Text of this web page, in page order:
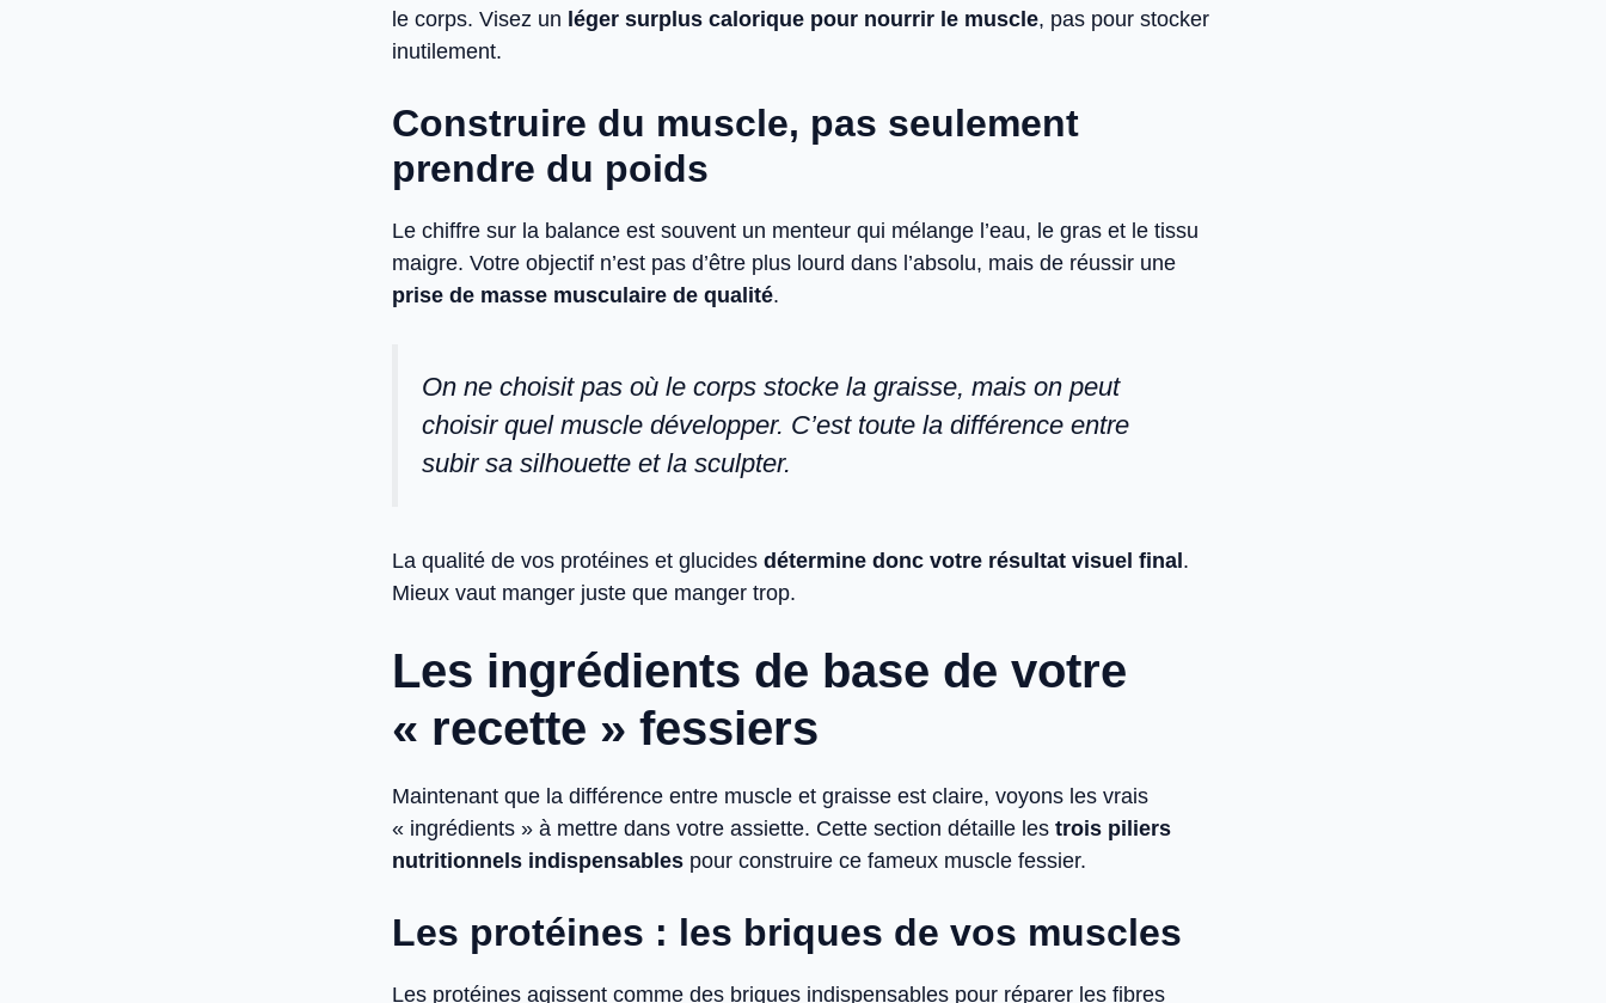
le corps. Visez un léger surplus calorique pour nourrir le muscle, pas pour stocker
inutilement.
Construire du muscle, pas seulement
prendre du poids
Le chiffre sur la balance est souvent un menteur qui mélange l’eau, le gras et le tissu
maigre. Votre objectif n’est pas d’être plus lourd dans l’absolu, mais de réussir une
prise de masse musculaire de qualité.
On ne choisit pas où le corps stocke la graisse, mais on peut
choisir quel muscle développer. C’est toute la différence entre
subir sa silhouette et la sculpter.
La qualité de vos protéines et glucides détermine donc votre résultat visuel final .
Mieux vaut manger juste que manger trop.
Les ingrédients de base de votre
« recette » fessiers
Maintenant que la différence entre muscle et graisse est claire, voyons les vrais
« ingrédients » à mettre dans votre assiette. Cette section détaille les trois piliers
nutritionnels indispensables pour construire ce fameux muscle fessier.
Les protéines : les briques de vos muscles
Les protéines agissent comme des briques indispensables pour réparer les fibres